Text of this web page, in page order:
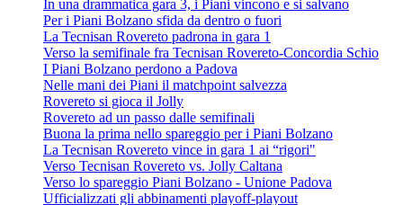
In una drammatica gara 3, i Piani vincono e si salvano
Per i Piani Bolzano sfida da dentro o fuori
La Tecnisan Rovereto padrona in gara 1
Verso la semifinale fra Tecnisan Rovereto-Concordia Schio
I Piani Bolzano perdono a Padova
Nelle mani dei Piani il matchpoint salvezza
Rovereto si gioca il Jolly
Rovereto ad un passo dalle semifinali
Buona la prima nello spareggio per i Piani Bolzano
La Tecnisan Rovereto vince in gara 1 ai “rigori"
Verso Tecnisan Rovereto vs. Jolly Caltana
Verso lo spareggio Piani Bolzano - Unione Padova
Ufficializzati gli abbinamenti playoff-playout